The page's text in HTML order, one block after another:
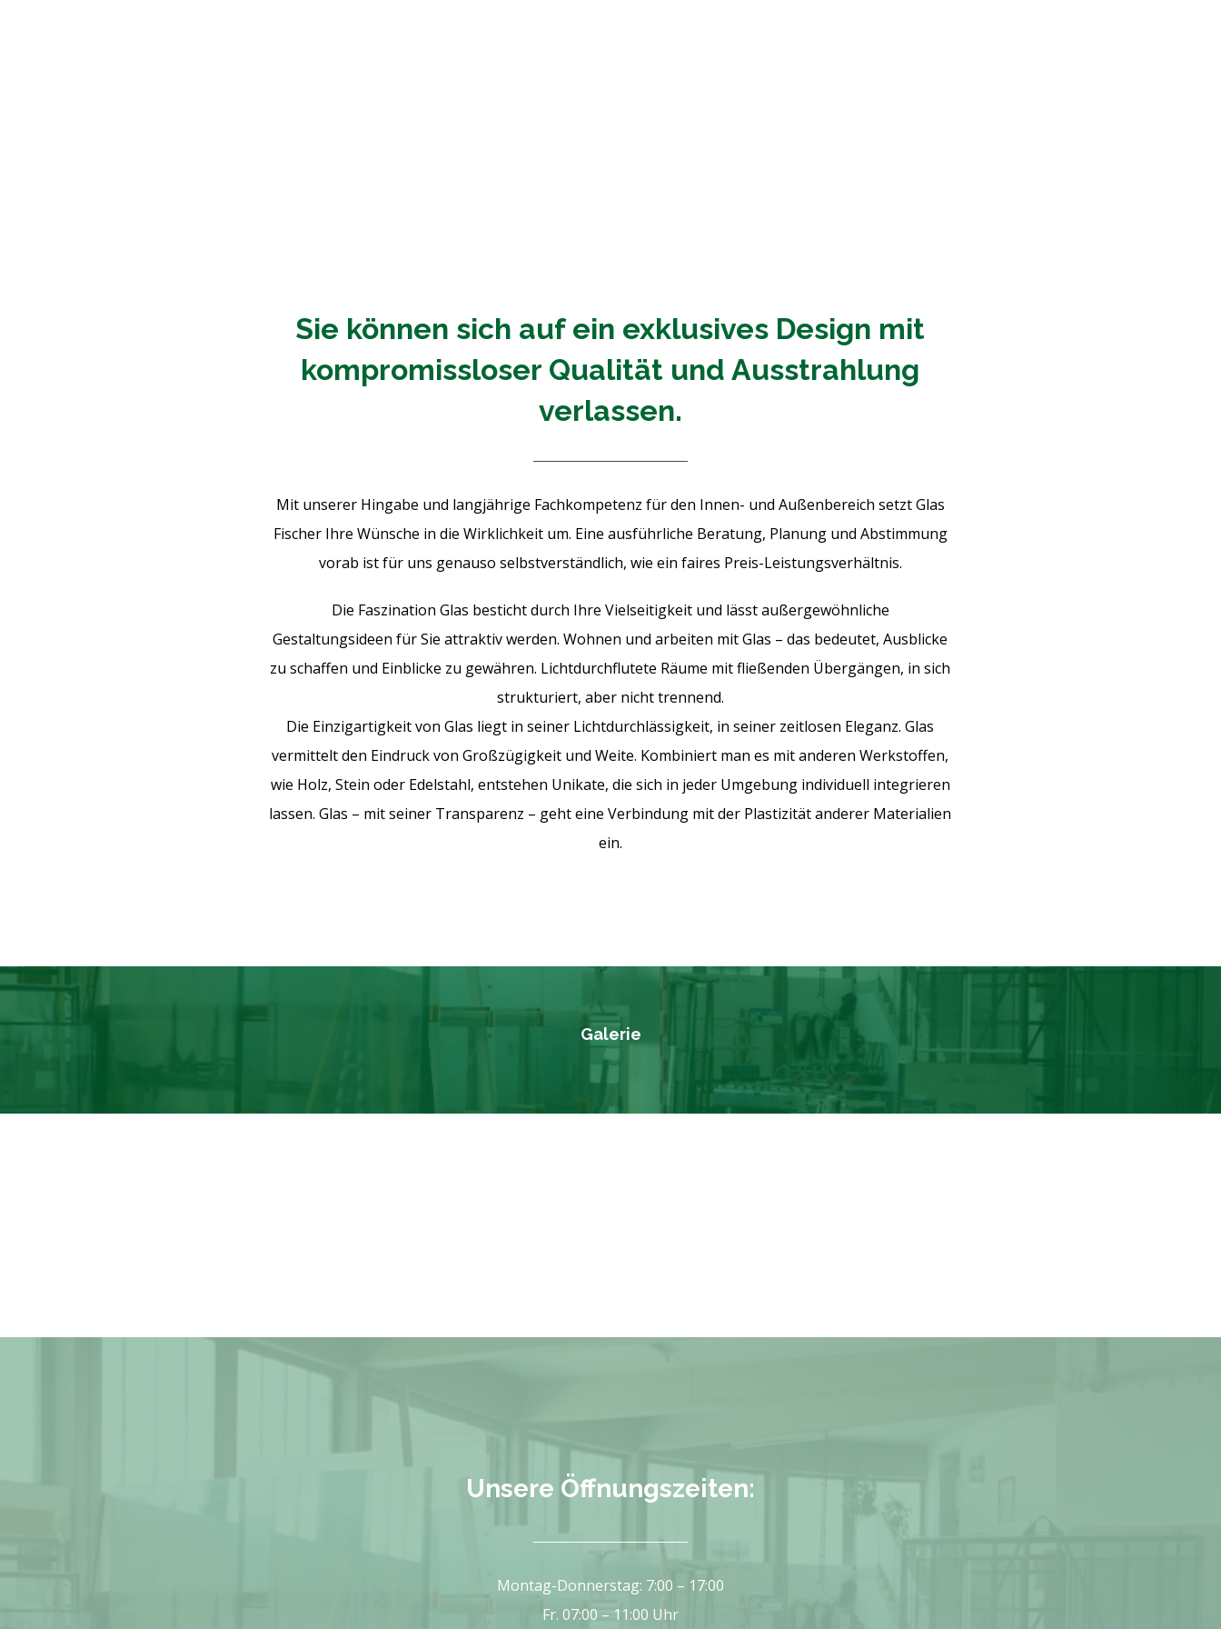
Sie können sich auf ein exklusives Design mit
kompromissloser Qualität und Ausstrahlung
verlassen.
Mit unserer Hingabe und langjährige Fachkompetenz für den Innen- und Außenbereich setzt Glas
Fischer Ihre Wünsche in die Wirklichkeit um. Eine ausführliche Beratung, Planung und Abstimmung
vorab ist für uns genauso selbstverständlich, wie ein faires Preis-Leistungsverhältnis.
Die Faszination Glas besticht durch Ihre Vielseitigkeit und lässt außergewöhnliche
Gestaltungsideen für Sie attraktiv werden. Wohnen und arbeiten mit Glas – das bedeutet, Ausblicke
zu schaffen und Einblicke zu gewähren. Lichtdurchflutete Räume mit fließenden Übergängen, in sich
strukturiert, aber nicht trennend.
Die Einzigartigkeit von Glas liegt in seiner Lichtdurchlässigkeit, in seiner zeitlosen Eleganz. Glas
vermittelt den Eindruck von Großzügigkeit und Weite. Kombiniert man es mit anderen Werkstoffen,
wie Holz, Stein oder Edelstahl, entstehen Unikate, die sich in jeder Umgebung individuell integrieren
lassen. Glas – mit seiner Transparenz – geht eine Verbindung mit der Plastizität anderer Materialien
ein.
Galerie
Unsere Öffnungszeiten:
Montag-Donnerstag: 7:00 – 17:00
Fr. 07:00 – 11:00 Uhr